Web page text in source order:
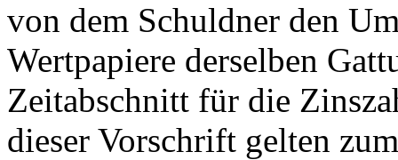
von dem Schuldner den
Wertpapiere derselben
Zeitabschnitt für die
dieser Vorschrift gelten